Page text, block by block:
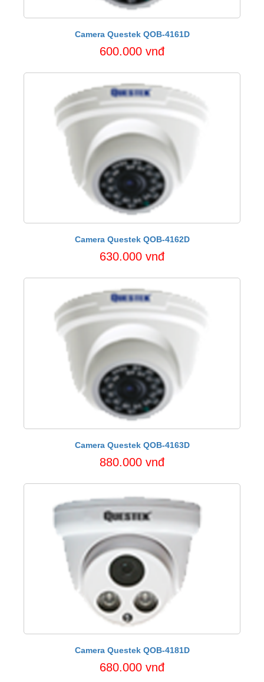
Camera Questek QOB-4161D
600.000 vnđ
Camera Questek QOB-4162D
630.000 vnđ
Camera Questek QOB-4163D
880.000 vnđ
Camera Questek QOB-4181D
680.000 vnđ